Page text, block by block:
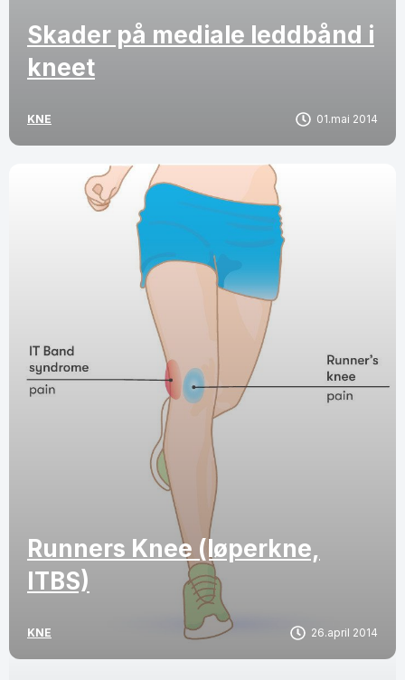
Skader på mediale leddbånd i
kneet
KNE 01.mai 2014
Runners Knee (løperkne,
ITBS)
KNE 26.april 2014